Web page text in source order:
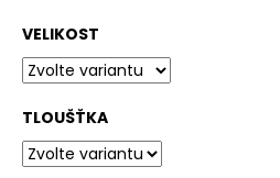
VELIKOST
TLOUŠŤKA
r
u
č
u
j
e